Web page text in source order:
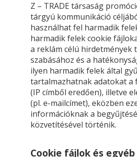
Z – TRADE társaság
tárgyú kommunikáció
használhat fel harmadik
harmadik felek cookie
a reklám célú hirdetmények
szabásához és a
ilyen harmadik felek által
tartalmazhatnak adatokat a
(IP címből eredően), illetve
(pl. e-mailcímet), eközben
információknak a
közvetítésével történik.
Cookie fájlok és